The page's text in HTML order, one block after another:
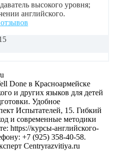
высокого уровня;
английского.
Done в Красноармейске
и других языков для детей
Удобное
Испытателей, 15. Гибкий
и современные методики
https://курсы-английского-
+7 (925) 358-40-58.
Centryrazvitiya.ru